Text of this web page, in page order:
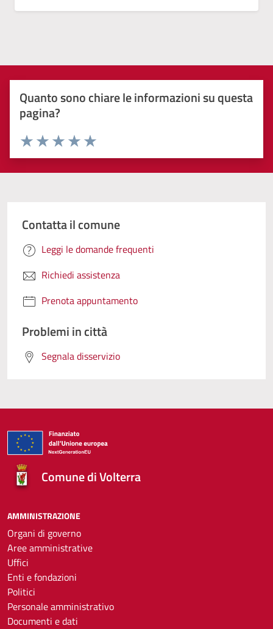
Quanto sono chiare le informazioni su questa
pagina?
Valuta 5 stelle su 5
Valuta 4 stelle su 5
Valuta 3 stelle su 5
Valuta 2 stelle su 5
Valuta 1 stelle su 5
Contatta il comune
Leggi le domande frequenti
Richiedi assistenza
Prenota appuntamento
Problemi in città
Segnala disservizio
Comune di Volterra
AMMINISTRAZIONE
Organi di governo
Aree amministrative
Uffici
Enti e fondazioni
Politici
Personale amministrativo
Documenti e dati